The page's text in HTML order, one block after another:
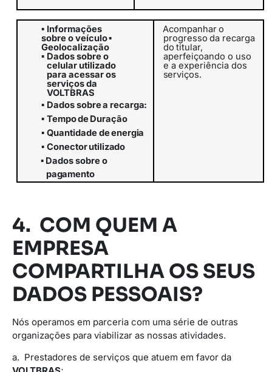
▪ Informações
sobre o veículo▪
Geolocalização
▪ Dados sobre o
celular utilizado
para acessar os
serviços da
VOLTBRAS
▪ Dadossobrea recarga:
▪ TempodeDuração
▪ Quantidadedeenergia
▪ Conectorutilizado
▪ Dadossobreo
pagamento
Acompanhar o
progresso da recarga
do titular,
aperfeiçoando o uso
e a experiência dos
serviços.
4. COM QUEM A
EMPRESA
COMPARTILHA OS SEUS
DADOS PESSOAIS?
Nós operamos em parceria com uma série de outras
organizações para viabilizar as nossas atividades.
a. Prestadores de serviços que atuem em favor da